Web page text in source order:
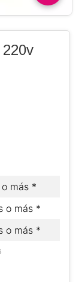
más *
o más *
o más *